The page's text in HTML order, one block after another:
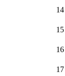
14
15
16
17